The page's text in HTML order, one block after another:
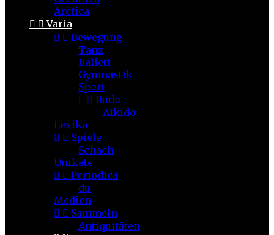
Arctica
  Varia
  Bewegung
Tanz
Ballett
Gymnastik
Sport
  Budo
Aikido
Lexika
  Spiele
Schach
Unikate
  Periodica
du
Medien
  Sammeln
Antiquitäten